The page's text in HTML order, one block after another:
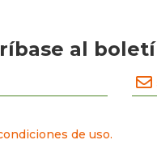
al
de uso.